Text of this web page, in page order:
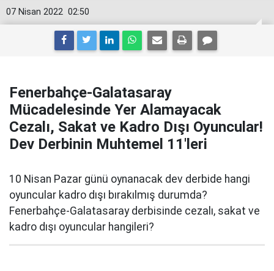
02:50
07 Nisan 2022
Fenerbahçe-Galatasaray
Mücadelesinde Yer Alamayacak
Cezalı, Sakat ve Kadro Dışı Oyuncular!
Dev Derbinin Muhtemel 11'leri
10 Nisan Pazar günü oynanacak dev derbide hangi
oyuncular kadro dışı bırakılmış durumda?
Fenerbahçe-Galatasaray derbisinde cezalı, sakat ve
kadro dışı oyuncular hangileri?